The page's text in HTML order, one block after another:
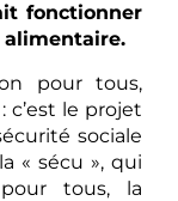
fonctionner
pour tous,
c’est le projet
sociale
« sécu », qui
tous, la